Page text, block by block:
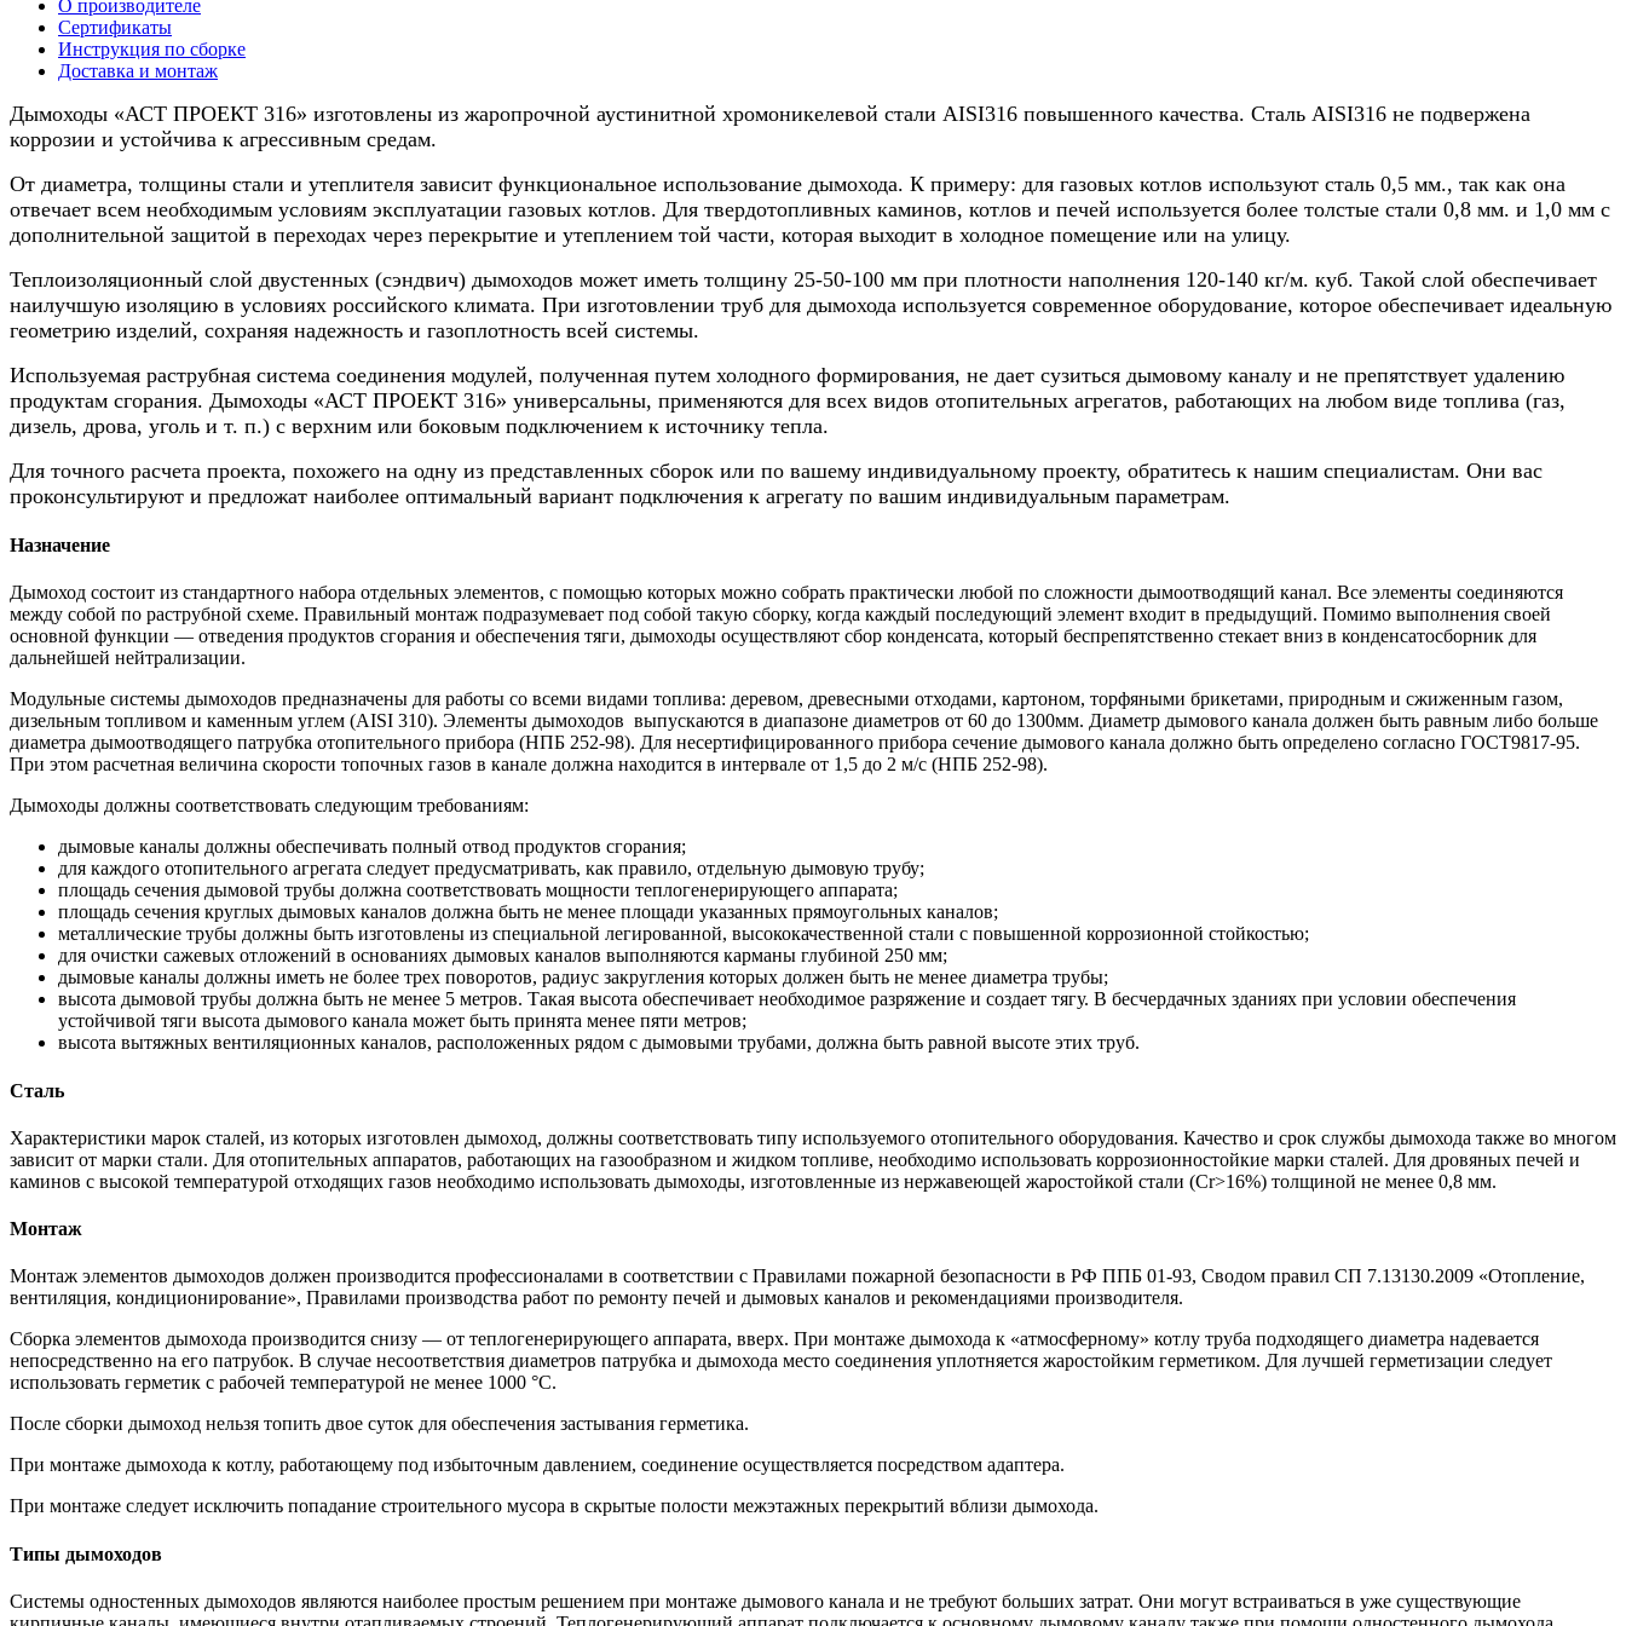
нерж.,
250/300мм,
О производителе
Сертификаты
Инструкция по сборке
Доставка и монтаж
Дымоходы «АСТ ПРОЕКТ 316» изготовлены из жаропрочной аустинитной хромоникелевой стали AISI316 повышенного качества. Сталь AISI316 не подвержена
коррозии и устойчива к агрессивным средам.
От диаметра, толщины стали и утеплителя зависит функциональное использование дымохода. К примеру: для газовых котлов используют сталь 0,5 мм., так как она
отвечает всем необходимым условиям эксплуатации газовых котлов. Для твердотопливных каминов, котлов и печей используется более толстые стали 0,8 мм. и 1,0 мм с
дополнительной защитой в переходах через перекрытие и утеплением той части, которая выходит в холодное помещение или на улицу.
Теплоизоляционный слой двустенных (сэндвич) дымоходов может иметь толщину 25-50-100 мм при плотности наполнения 120-140 кг/м. куб. Такой слой обеспечивает
наилучшую изоляцию в условиях российского климата. При изготовлении труб для дымохода используется современное оборудование, которое обеспечивает идеальную
геометрию изделий, сохраняя надежность и газоплотность всей системы.
Используемая раструбная система соединения модулей, полученная путем холодного формирования, не дает сузиться дымовому каналу и не препятствует удалению
продуктам сгорания. Дымоходы «АСТ ПРОЕКТ 316» универсальны, применяются для всех видов отопительных агрегатов, работающих на любом виде топлива (газ,
дизель, дрова, уголь и т. п.) с верхним или боковым подключением к источнику тепла.
Для точного расчета проекта, похожего на одну из представленных сборок или по вашему индивидуальному проекту, обратитесь к нашим специалистам. Они вас
проконсультируют и предложат наиболее оптимальный вариант подключения к агрегату по вашим индивидуальным параметрам.
Назначение
Дымоход состоит из стандартного набора отдельных элементов, с помощью которых можно собрать практически любой по сложности дымоотводящий канал. Все элементы соединяются
между собой по раструбной схеме. Правильный монтаж подразумевает под собой такую сборку, когда каждый последующий элемент входит в предыдущий. Помимо выполнения своей
основной функции — отведения продуктов сгорания и обеспечения тяги, дымоходы осуществляют сбор конденсата, который беспрепятственно стекает вниз в конденсатосборник для
дальнейшей нейтрализации.
Модульные системы дымоходов предназначены для работы со всеми видами топлива: деревом, древесными отходами, картоном, торфяными брикетами, природным и сжиженным газом,
дизельным топливом и каменным углем (AISI 310). Элементы дымоходов выпускаются в диапазоне диаметров от 60 до 1300мм. Диаметр дымового канала должен быть равным либо больше
диаметра дымоотводящего патрубка отопительного прибора (НПБ 252-98). Для несертифицированного прибора сечение дымового канала должно быть определено согласно ГОСТ9817-95.
При этом расчетная величина скорости топочных газов в канале должна находится в интервале от 1,5 до 2 м/с (НПБ 252-98).
Дымоходы должны соответствовать следующим требованиям:
дымовые каналы должны обеспечивать полный отвод продуктов сгорания;
для каждого отопительного агрегата следует предусматривать, как правило, отдельную дымовую трубу;
площадь сечения дымовой трубы должна соответствовать мощности теплогенерирующего аппарата;
площадь сечения круглых дымовых каналов должна быть не менее площади указанных прямоугольных каналов;
металлические трубы должны быть изготовлены из специальной легированной, высококачественной стали с повышенной коррозионной стойкостью;
для очистки сажевых отложений в основаниях дымовых каналов выполняются карманы глубиной 250 мм;
дымовые каналы должны иметь не более трех поворотов, радиус закругления которых должен быть не менее диаметра трубы;
высота дымовой трубы должна быть не менее 5 метров. Такая высота обеспечивает необходимое разряжение и создает тягу. В бесчердачных зданиях при условии обеспечения
устойчивой тяги высота дымового канала может быть принята менее пяти метров;
высота вытяжных вентиляционных каналов, расположенных рядом с дымовыми трубами, должна быть равной высоте этих труб.
Сталь
Характеристики марок сталей, из которых изготовлен дымоход, должны соответствовать типу используемого отопительного оборудования. Качество и срок службы дымохода также во многом
зависит от марки стали. Для отопительных аппаратов, работающих на газообразном и жидком топливе, необходимо использовать коррозионностойкие марки сталей. Для дровяных печей и
каминов с высокой температурой отходящих газов необходимо использовать дымоходы, изготовленные из нержавеющей жаростойкой стали (Cr>16%) толщиной не менее 0,8 мм.
Монтаж
Монтаж элементов дымоходов должен производится профессионалами в соответствии с Правилами пожарной безопасности в РФ ППБ 01-93, Сводом правил СП 7.13130.2009 «Отопление,
вентиляция, кондиционирование», Правилами производства работ по ремонту печей и дымовых каналов и рекомендациями производителя.
Сборка элементов дымохода производится снизу — от теплогенерирующего аппарата, вверх. При монтаже дымохода к «атмосферному» котлу труба подходящего диаметра надевается
непосредственно на его патрубок. В случае несоответствия диаметров патрубка и дымохода место соединения уплотняется жаростойким герметиком. Для лучшей герметизации следует
использовать герметик с рабочей температурой не менее 1000 °С.
После сборки дымоход нельзя топить двое суток для обеспечения застывания герметика.
При монтаже дымохода к котлу, работающему под избыточным давлением, соединение осуществляется посредством адаптера.
При монтаже следует исключить попадание строительного мусора в скрытые полости межэтажных перекрытий вблизи дымохода.
Типы дымоходов
Системы одностенных дымоходов являются наиболее простым решением при монтаже дымового канала и не требуют больших затрат. Они могут встраиваться в уже существующие